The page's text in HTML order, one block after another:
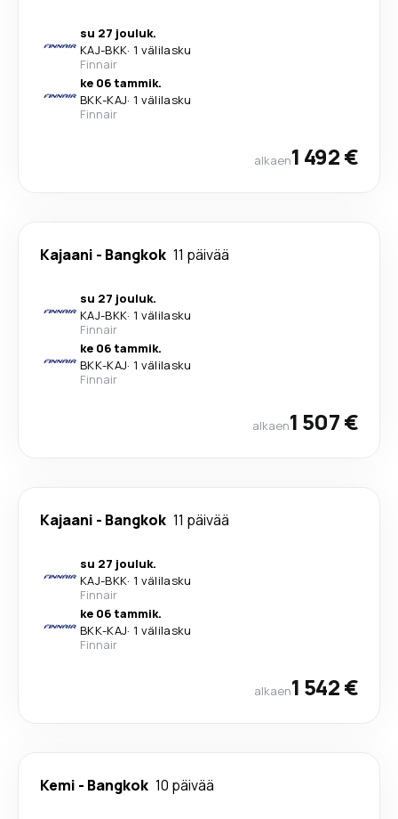
su 27 jouluk.
KAJ-BKK· 1 välilasku
Finnair
ke 06 tammik.
BKK-KAJ· 1 välilasku
Finnair
alkaen1 492 €
Kajaani - Bangkok 11 päivää
su 27 jouluk.
KAJ-BKK· 1 välilasku
Finnair
ke 06 tammik.
BKK-KAJ· 1 välilasku
Finnair
alkaen1 507 €
Kajaani - Bangkok 11 päivää
su 27 jouluk.
KAJ-BKK· 1 välilasku
Finnair
ke 06 tammik.
BKK-KAJ· 1 välilasku
Finnair
alkaen1 542 €
Kemi - Bangkok 10 päivää